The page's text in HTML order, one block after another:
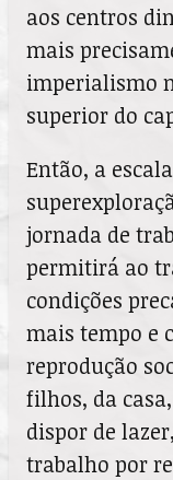
aos centros
mais
imperialismo
superior do
Então, a
jornada de
permitirá ao
condições
mais tempo e
reprodução
filhos, da
dispor de
trabalho por